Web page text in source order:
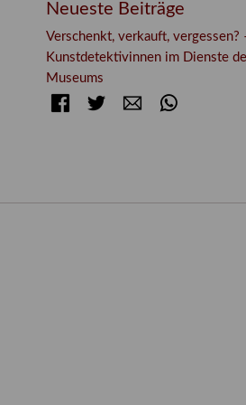
Neueste Beiträge
Verschenkt, verkauft, vergessen?
Kunstdetektivinnen im Dienste
Museums
FacebookTwitter E-mail